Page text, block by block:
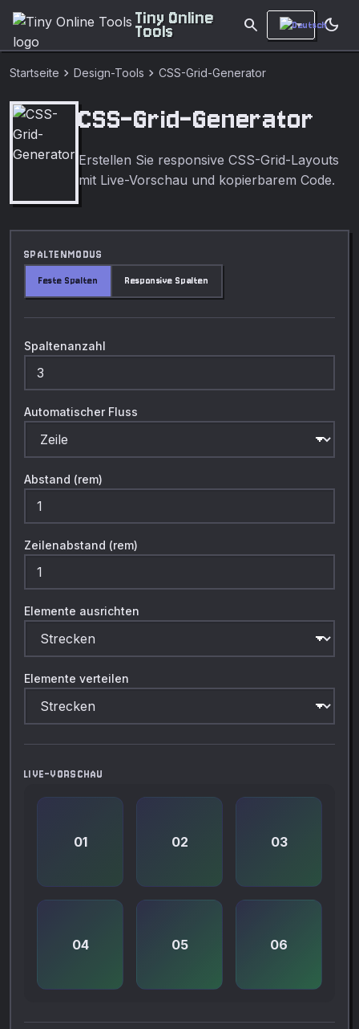
Tiny Online
Tools search dark_mode
Startseite chevron_right Design-Tools chevron_right CSS-Grid-Generator
CSS-Grid-Generator
Erstellen Sie responsive CSS-Grid-Layouts
mit Live-Vorschau und kopierbarem Code.
SPALTENMODUS
Feste Spalten Responsive Spalten
Spaltenanzahl
Automatischer Fluss
Abstand (rem)
Zeilenabstand (rem)
Elemente ausrichten
Elemente verteilen
LIVE-VORSCHAU
01 02 03
04 05 06